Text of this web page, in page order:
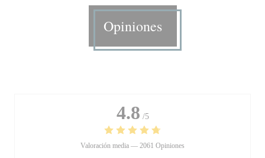
Opiniones
4.8 /5
Valoración media — 2061 Opiniones